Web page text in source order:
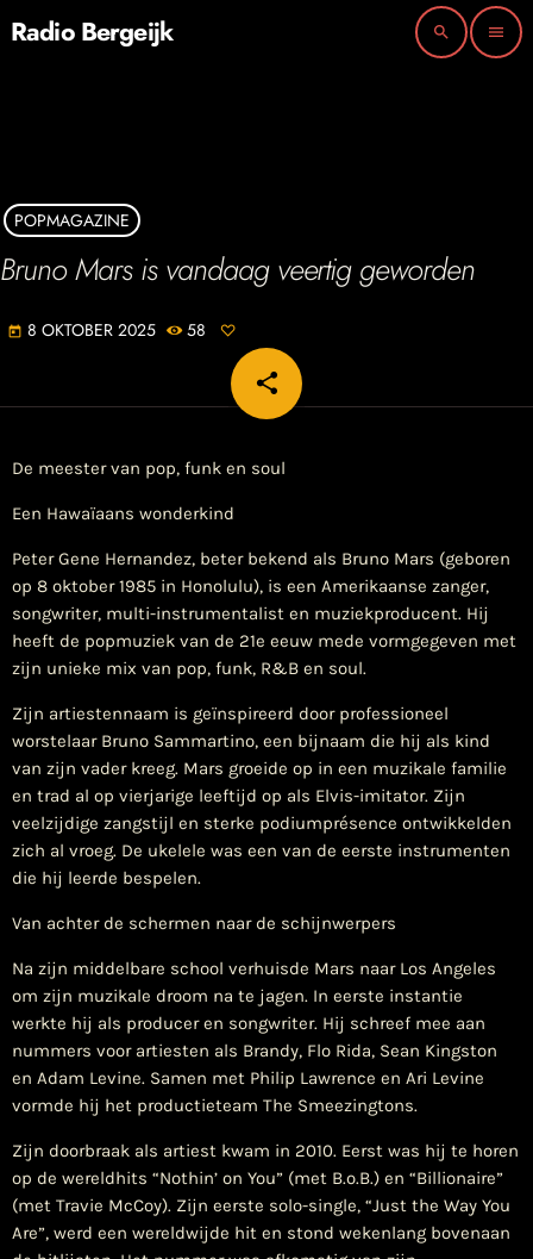
Radio Bergeijk search menu
POPMAGAZINE
Bruno Mars is vandaag veertig geworden
today 8 OKTOBER 2025 58
share
email
De meester van pop, funk en soul
Een Hawaïaans wonderkind
Peter Gene Hernandez, beter bekend als Bruno Mars (geboren
op 8 oktober 1985 in Honolulu), is een Amerikaanse zanger,
songwriter, multi-instrumentalist en muziekproducent. Hij
heeft de popmuziek van de 21e eeuw mede vormgegeven met
zijn unieke mix van pop, funk, R&B en soul.
Zijn artiestennaam is geïnspireerd door professioneel
worstelaar Bruno Sammartino, een bijnaam die hij als kind
van zijn vader kreeg. Mars groeide op in een muzikale familie
en trad al op vierjarige leeftijd op als Elvis-imitator. Zijn
veelzijdige zangstijl en sterke podiumprésence ontwikkelden
zich al vroeg. De ukelele was een van de eerste instrumenten
die hij leerde bespelen.
Van achter de schermen naar de schijnwerpers
Na zijn middelbare school verhuisde Mars naar Los Angeles
om zijn muzikale droom na te jagen. In eerste instantie
werkte hij als producer en songwriter. Hij schreef mee aan
nummers voor artiesten als Brandy, Flo Rida, Sean Kingston
en Adam Levine. Samen met Philip Lawrence en Ari Levine
vormde hij het productieteam The Smeezingtons.
Zijn doorbraak als artiest kwam in 2010. Eerst was hij te horen
op de wereldhits “Nothin’ on You” (met B.o.B.) en “Billionaire”
(met Travie McCoy). Zijn eerste solo-single, “Just the Way You
Are”, werd een wereldwijde hit en stond wekenlang bovenaan